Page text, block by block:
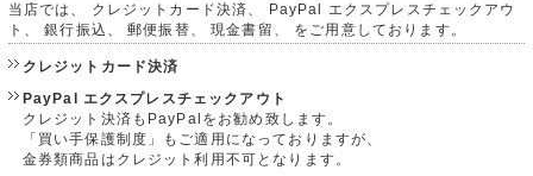
当店では、 クレジットカード決済、 PayPal エクスプレスチェックアウ
ト、 銀行振込、 郵便振替、 現金書留、 をご用意しております。
クレジットカード決済
PayPal エクスプレスチェックアウト
クレジット決済もPayPalをお勧め致します。
「買い手保護制度」もご適用になっておりますが、
金券類商品はクレジット利用不可となります。